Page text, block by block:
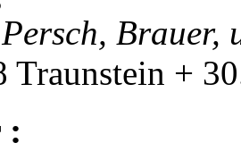
Traunstein +
: